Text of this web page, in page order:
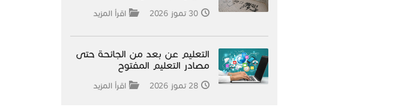
30 تموز 2026 اقرأ المزيد
التعليم عن بعد من الجائحة حتى
مصادر التعليم المفتوح
28 تموز 2026 اقرأ المزيد